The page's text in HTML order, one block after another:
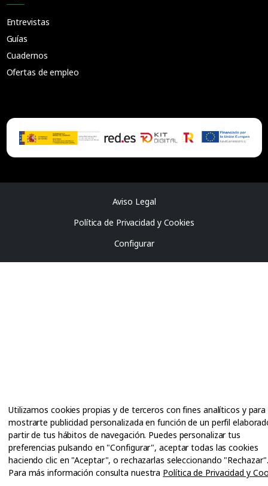
Entrevistas
Guías
Cuadernos
Ofertas de empleo
Utilizamos cookies propias y de terceros con fines analíticos y para
mostrarte publicidad personalizada en función de un perfil
partir de tus hábitos de navegación. Puedes personalizar tus
preferencias pulsando en "Configurar", aceptar todas las cookies
haciendo clic en "Aceptar", o rechazarlas seleccionando
Para más información consulta nuestra Política de Privacidad y
Aviso Legal
Política de Privacidad y Cookies
Configurar